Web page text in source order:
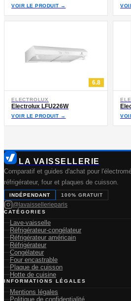
VOIR LE PRODUIT →
6.8
ELECTROLUX
Electrolux LFU226W
VOIR LE PRODUIT →
LA VAISSELLERIE
Comparatif et guides d'achat pour
réfrigérateur, four et plaques de cuisson.
INDÉPENDANT 100% GRATUIT
@lavaissellerieparis
CATÉGORIES
Lave-vaisselle
Réfrigérateur-congélateur
Réfrigérateur américain
Réfrigérateur
Congélateur
Four encastrable
Plaque de cuisson
Hotte de cuisine
INFORMATIONS LÉGALES
Mentions légales
Politique de confidentialité